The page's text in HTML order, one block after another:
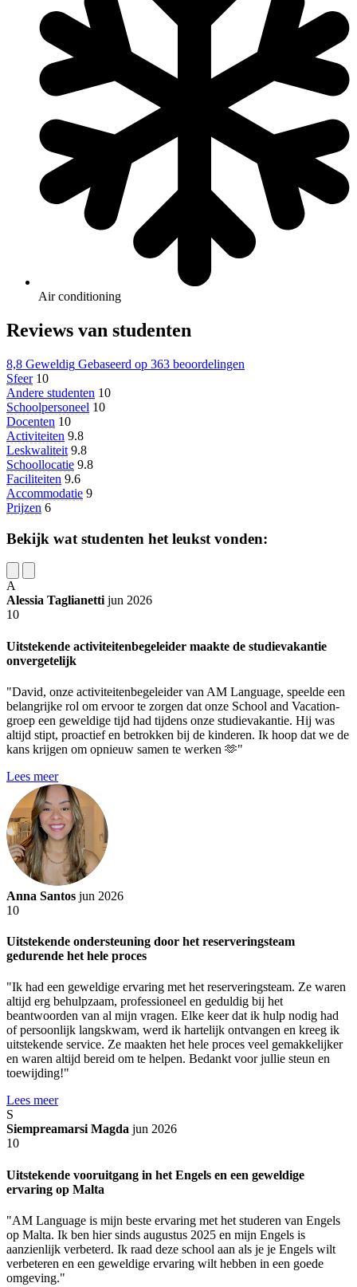
Air conditioning
Reviews van studenten
8,8 Geweldig Gebaseerd op 363 beoordelingen
Sfeer 10
Andere studenten 10
Schoolpersoneel 10
Docenten 10
Activiteiten 9.8
Leskwaliteit 9.8
Schoollocatie 9.8
Faciliteiten 9.6
Accommodatie 9
Prijzen 6
Bekijk wat studenten het leukst vonden:
A
Alessia Taglianetti jun 2026
10
Uitstekende activiteitenbegeleider maakte de studievakantie
onvergetelijk
"David, onze activiteitenbegeleider van AM Language, speelde een
belangrijke rol om ervoor te zorgen dat onze School and Vacation-
groep een geweldige tijd had tijdens onze studievakantie. Hij was
altijd stipt, proactief en betrokken bij de kinderen. Ik hoop dat we de
kans krijgen om opnieuw samen te werken 🫶"
Lees meer
Anna Santos jun 2026
10
Uitstekende ondersteuning door het reserveringsteam
gedurende het hele proces
"Ik had een geweldige ervaring met het reserveringsteam. Ze waren
altijd erg behulpzaam, professioneel en geduldig bij het
beantwoorden van al mijn vragen. Elke keer dat ik hulp nodig had
of persoonlijk langskwam, werd ik hartelijk ontvangen en kreeg ik
uitstekende service. Ze maakten het hele proces veel gemakkelijker
en waren altijd bereid om te helpen. Bedankt voor jullie steun en
toewijding!"
Lees meer
S
Siempreamarsi Magda jun 2026
10
Uitstekende vooruitgang in het Engels en een geweldige
ervaring op Malta
"AM Language is mijn beste ervaring met het studeren van Engels
op Malta. Ik ben hier sinds augustus 2025 en mijn Engels is
aanzienlijk verbeterd. Ik raad deze school aan als je je Engels wilt
verbeteren en een geweldige ervaring wilt hebben in een goede
omgeving."